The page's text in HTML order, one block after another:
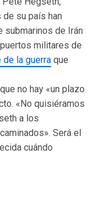
su país han
submarinos de Irán
militares de
de la guerra que
no hay «un plazo
«No quisiéramos
a los
Será el
cuándo